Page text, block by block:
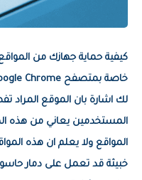
كيفية حماية جهازك من
لك اشارة بان الموقع المراد
المستخدمين يعاني من هذه
المواقع ولا يعلم ان هذه
خبيثة قد تعمل على دمار